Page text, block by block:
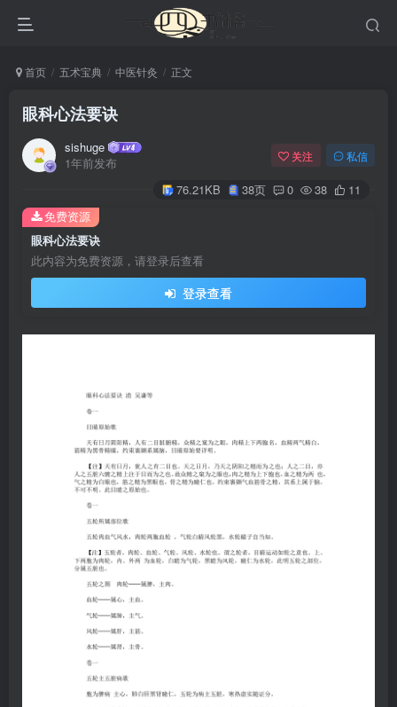
首页 五术宝典 中医针灸 正文
眼科心法要诀
sishuge
1年前发布
关注 私信
76.21KB 38页 0 38 11
眼科心法要诀
此内容为免费资源，请登录后查看
登录查看
免费资源